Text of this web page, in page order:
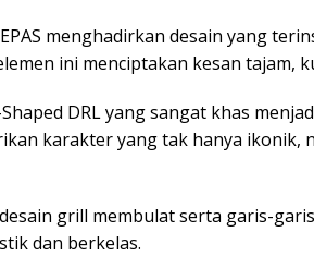
menghadirkan desain yang
ini menciptakan kesan tajam,
DRL yang sangat khas
karakter yang tak hanya ikonik,
grill membulat serta garis-
dan berkelas.